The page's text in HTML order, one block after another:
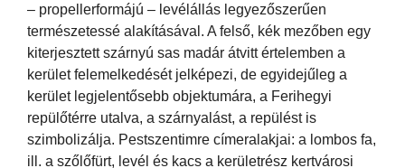
– propellerformájú – levélállás legyezőszerűen
természetessé alakításával. A felső, kék mezőben egy
kiterjesztett szárnyú sas madár átvitt értelemben a
kerület felemelkedését jelképezi, de egyidejűleg a
kerület legjelentősebb objektumára, a Ferihegyi
repülőtérre utalva, a szárnyalást, a repülést is
szimbolizálja. Pestszentimre címeralakjai: a lombos fa,
ill. a szőlőfürt, levél és kacs a kerületrész kertvárosi